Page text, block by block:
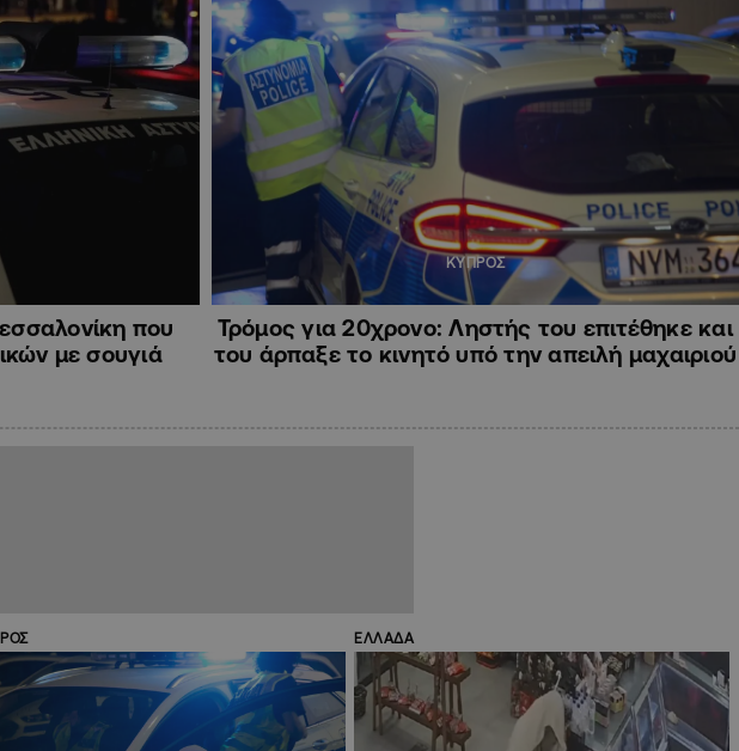
που
με σουγιά
ΚΥΠΡΟΣ
Τρόμος για 20χρονο: Ληστής του επιτέθηκε και
του άρπαξε το κινητό υπό την απειλή μαχαιριού
ΕΛΛΑΔΑ